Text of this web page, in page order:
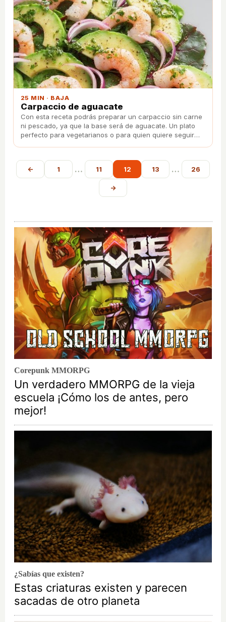
25 MIN · BAJA
Carpaccio de aguacate
Con esta receta podrás preparar un carpaccio sin carne
ni pescado, ya que la base será de aguacate. Un plato
perfecto para vegetarianos o para quien quiere seguir
← 1 … 11 12 13 … 26
→
Corepunk MMORPG
Un verdadero MMORPG de la vieja
escuela ¡Cómo los de antes, pero
mejor!
¿Sabías que existen?
Estas criaturas existen y parecen
sacadas de otro planeta